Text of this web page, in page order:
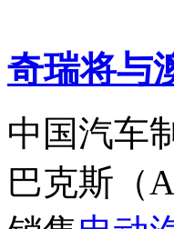
奇瑞将与
中国汽车
巴克斯（